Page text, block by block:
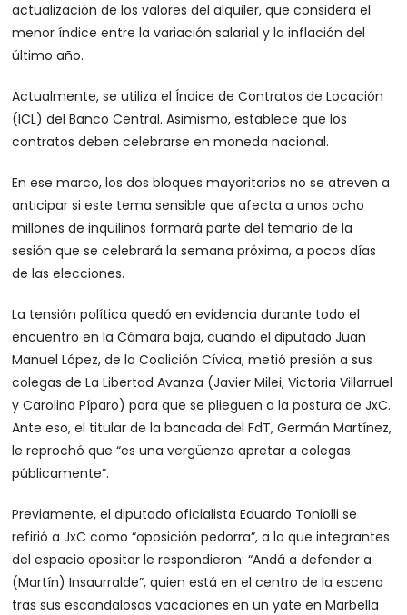
actualización de los valores del alquiler, que considera el
menor índice entre la variación salarial y la inflación del
último año.
Actualmente, se utiliza el Índice de Contratos de Locación
(ICL) del Banco Central. Asimismo, establece que los
contratos deben celebrarse en moneda nacional.
En ese marco, los dos bloques mayoritarios no se atreven a
anticipar si este tema sensible que afecta a unos ocho
millones de inquilinos formará parte del temario de la
sesión que se celebrará la semana próxima, a pocos días
de las elecciones.
La tensión política quedó en evidencia durante todo el
encuentro en la Cámara baja, cuando el diputado Juan
Manuel López, de la Coalición Cívica, metió presión a sus
colegas de La Libertad Avanza (Javier Milei, Victoria Villarruel
y Carolina Píparo) para que se plieguen a la postura de JxC.
Ante eso, el titular de la bancada del FdT, Germán Martínez,
le reprochó que “es una vergüenza apretar a colegas
públicamente”.
Previamente, el diputado oficialista Eduardo Toniolli se
refirió a JxC como “oposición pedorra”, a lo que integrantes
del espacio opositor le respondieron: “Andá a defender a
(Martín) Insaurralde”, quien está en el centro de la escena
tras sus escandalosas vacaciones en un yate en Marbella